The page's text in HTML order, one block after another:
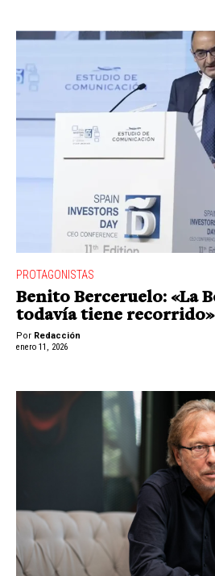
PROTAGONISTAS
Benito Berceruelo: «La
todavía tiene recorrido»
Por Redacción
enero 11, 2026